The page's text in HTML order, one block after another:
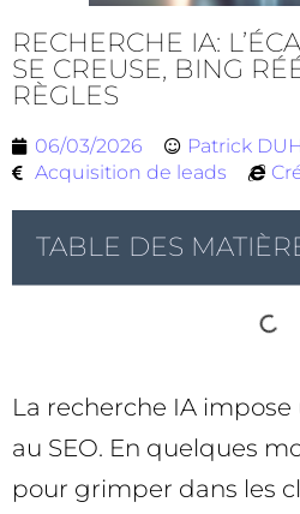
RECHERCHE IA:
SE CREUSE, BING
RÈGLES
06/03/2026 Patrick
Acquisition de leads
TABLE DES
La recherche IA
au SEO. En quelques
pour grimper dans les